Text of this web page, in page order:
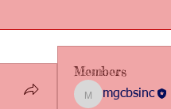
Members
mgcbsinc
mgcbsinc